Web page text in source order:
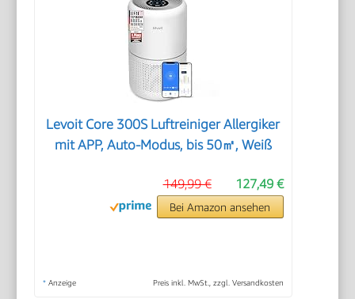
Levoit Core 300S Luftreiniger Allergiker
mit APP, Auto-Modus, bis 50㎡, Weiß
127,49 €
149,99 €
Bei Amazon ansehen
* Anzeige Preis inkl. MwSt., zzgl. Versandkosten